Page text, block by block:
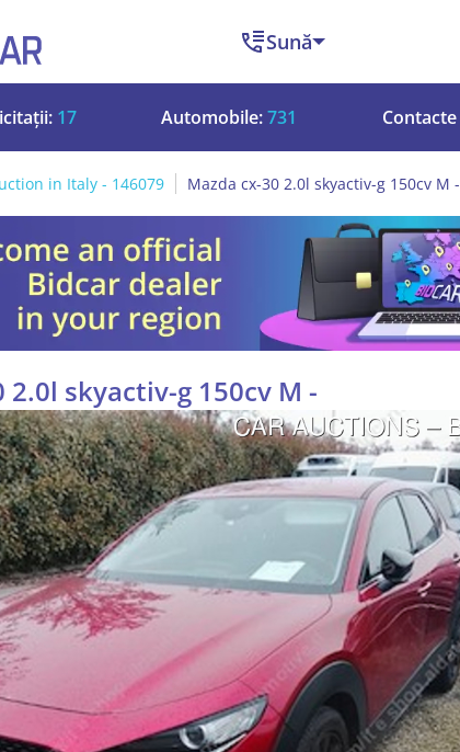
Sună
17 Automobile:731 Contacte
in Italy - 146079 Mazda cx-30 2.0l skyactiv-g 150cv M -
2.0l skyactiv-g 150cv M -